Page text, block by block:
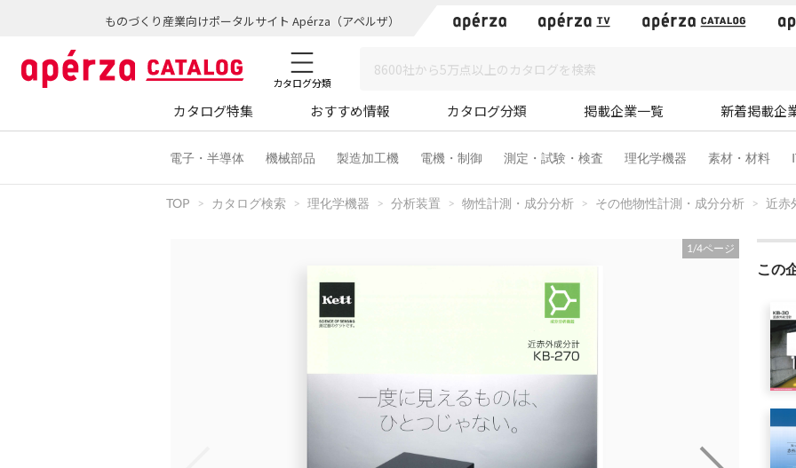
ものづくり産業向けポータルサイト Apérza（アペルザ）
カタログ分類
カタログ特集 おすすめ情報 カタログ分類 掲載企業一覧 新着掲載企
電子・半導体 機械部品 製造加工機 電機・制御 測定・試験・検査 理化学機器 素材・材料
TOP カタログ検索 理化学機器 分析装置 物性計測・成分分析 その他物性計測・成分分析 近赤
1/4ページ
この